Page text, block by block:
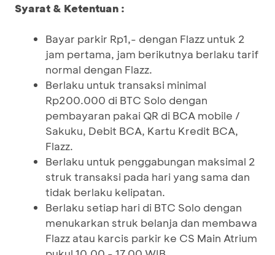
Syarat & Ketentuan :
Bayar parkir Rp1,- dengan Flazz untuk 2
jam pertama, jam berikutnya berlaku tarif
normal dengan Flazz.
Berlaku untuk transaksi minimal
Rp200.000 di BTC Solo dengan
pembayaran pakai QR di BCA mobile /
Sakuku, Debit BCA, Kartu Kredit BCA,
Flazz.
Berlaku untuk penggabungan maksimal 2
struk transaksi pada hari yang sama dan
tidak berlaku kelipatan.
Berlaku setiap hari di BTC Solo dengan
menukarkan struk belanja dan membawa
Flazz atau karcis parkir ke CS Main Atrium